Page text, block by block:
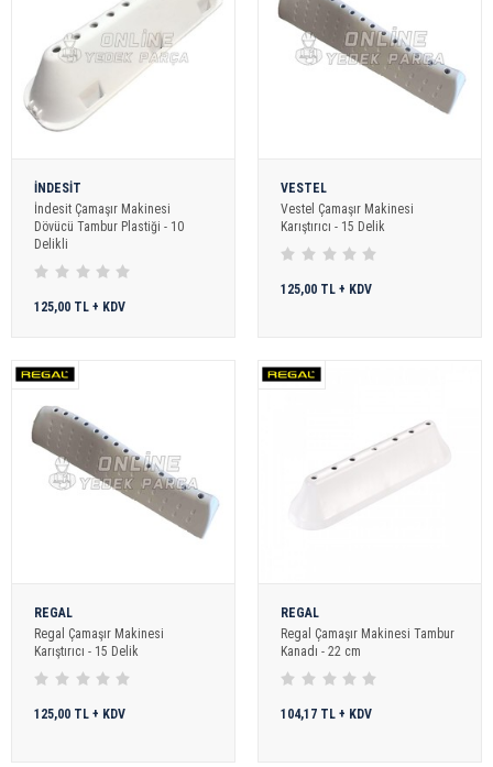
İNDESİT
İndesit Çamaşır Makinesi
Dövücü Tambur Plastiği - 10
Delikli
125,00 TL + KDV
VESTEL
Vestel Çamaşır Makinesi
Karıştırıcı - 15 Delik
125,00 TL + KDV
REGAL
Regal Çamaşır Makinesi
Karıştırıcı - 15 Delik
125,00 TL + KDV
REGAL
Regal Çamaşır Makinesi Tambur
Kanadı - 22 cm
104,17 TL + KDV